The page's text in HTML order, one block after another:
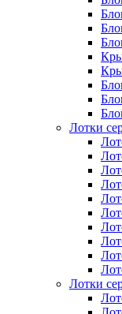
Лотки
Лотки